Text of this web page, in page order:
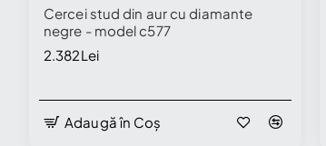
🔥 Selling fast
Cercei stud din aur cu diamante
negre - model c577
2.382Lei
Adaugă în Coș